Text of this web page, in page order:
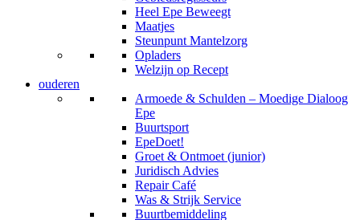
Heel Epe Beweegt
Maatjes
Steunpunt Mantelzorg
Opladers
Welzijn op Recept
ouderen
Armoede & Schulden – Moedige Dialoog
Epe
Buurtsport
EpeDoet!
Groet & Ontmoet (junior)
Juridisch Advies
Repair Café
Was & Strijk Service
Buurtbemiddeling